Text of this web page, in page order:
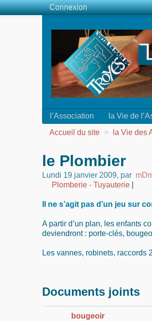
l’Association la Vie de
Accueil du site > la Vie des
le Plombier
Lundi 19 janvier 2009, par
Plomberie - Tuyauterie
Il ne s’agit pas d’un jeu sur
A partir d’un plan, les enfants
deviendront : porte-clés,
Les vannes, robinets, raccords
Documents joints
bougeoir
Connexion